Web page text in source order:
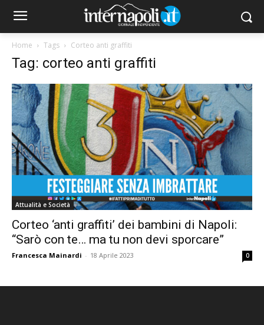
Home Tags Corteo anti graffiti
Tag: corteo anti graffiti
Attualità e Società
Corteo ‘anti graffiti’ dei bambini di Napoli:
“Sarò con te… ma tu non devi sporcare”
Francesca Mainardi - 18 Aprile 2023 0